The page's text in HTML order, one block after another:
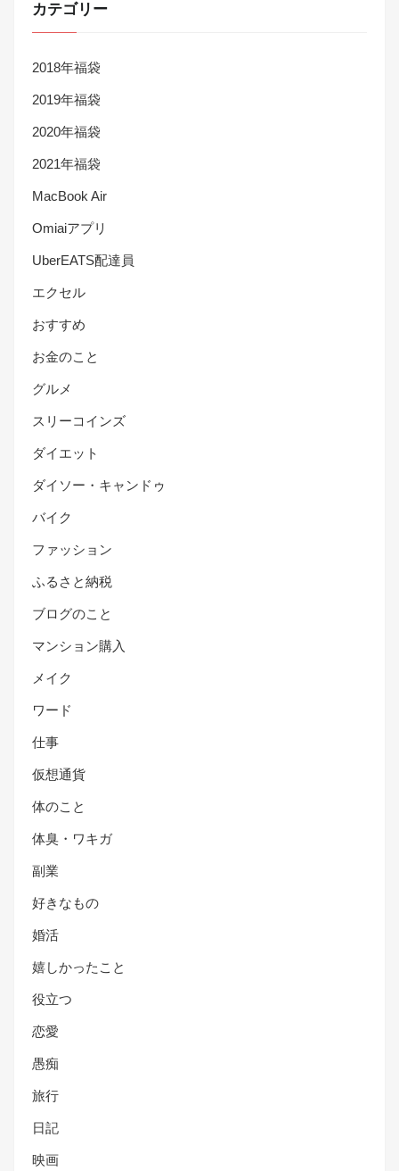
カテゴリー
2018年福袋
2019年福袋
2020年福袋
2021年福袋
MacBook Air
Omiaiアプリ
UberEATS配達員
エクセル
おすすめ
お金のこと
グルメ
スリーコインズ
ダイエット
ダイソー・キャンドゥ
バイク
ファッション
ふるさと納税
ブログのこと
マンション購入
メイク
ワード
仕事
仮想通貨
体のこと
体臭・ワキガ
副業
好きなもの
婚活
嬉しかったこと
役立つ
恋愛
愚痴
旅行
日記
映画